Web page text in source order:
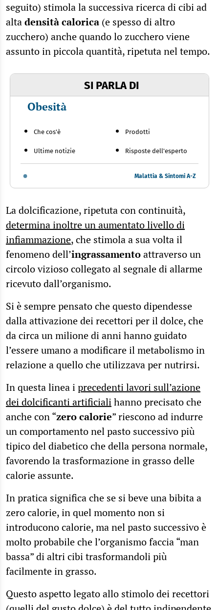
seguito) stimola la successiva ricerca di cibi ad
altadensità calorica (e spesso di altro
zucchero) anche quando lo zucchero viene
assunto in piccola quantità, ripetuta nel tempo.
SI PARLA DI
Obesità
Che cos'è
Ultime notizie
Prodotti
Risposte dell'esperto
Malattia & Sintomi A-Z
La dolcificazione, ripetuta con continuità,
determina inoltre un aumentato livello di
infiammazione, che stimola a sua volta il
fenomeno dell’ingrassamentoattraverso un
circolo vizioso collegato al segnale di allarme
ricevuto dall’organismo.
Si è sempre pensato che questo dipendesse
dalla attivazione dei recettori per il dolce, che
da circa un milione di anni hanno guidato
l’essere umano a modificare il metabolismo in
relazione a quello che utilizzava per nutrirsi.
In questa linea iprecedenti lavori sull’azione
dei dolcificanti artificialihanno precisato che
anche con “zero calorie” riescono ad indurre
un comportamento nel pasto successivo più
tipico del diabetico che della persona normale,
favorendo la trasformazione in grasso delle
calorie assunte.
In pratica significa che se si beve una bibita a
zero calorie, in quel momento non si
introducono calorie, ma nel pasto successivo è
molto probabile che l’organismo faccia “man
bassa” di altri cibi trasformandoli più
facilmente in grasso.
Questo aspetto legato allo stimolo dei recettori